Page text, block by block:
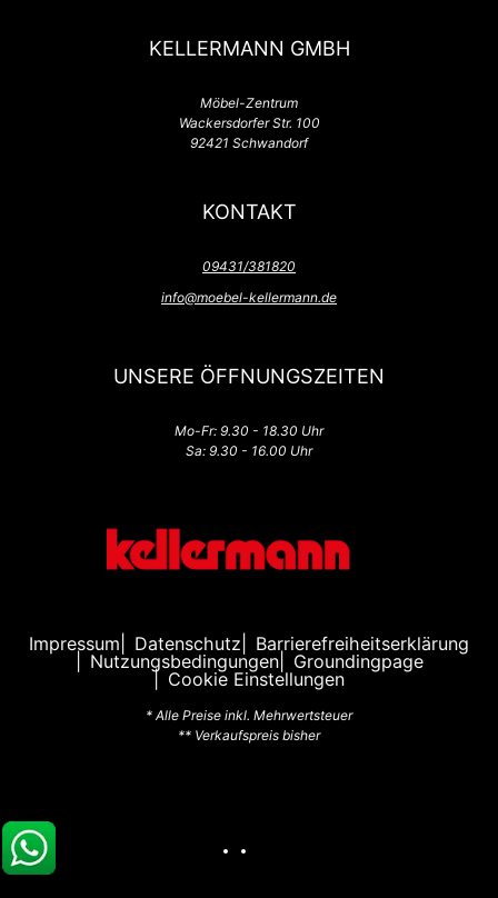
KELLERMANN GMBH
Möbel-Zentrum
Wackersdorfer Str. 100
92421 Schwandorf
KONTAKT
09431/381820
info@moebel-kellermann.de
UNSERE ÖFFNUNGSZEITEN
Mo-Fr: 9.30 - 18.30 Uhr
Sa: 9.30 - 16.00 Uhr
Impressum Datenschutz
Barrierefreiheitserklärung
Nutzungsbedingungen
Groundingpage
Cookie Einstellungen
* Alle Preise inkl. Mehrwertsteuer
** Verkaufspreis bisher